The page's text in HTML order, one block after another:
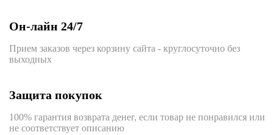
Он-лайн 24/7
Прием заказов через корзину сайта - круглосуточно без
выходных
Защита покупок
100% гарантия возврата денег, если товар не понравился или
не соответствует описанию